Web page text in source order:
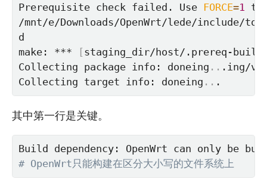
Prerequisite check failed. Use FORCE=1
to
/mnt/e/Downloads/OpenWrt/lede/include/
d
make: ***
[staging_dir/host/.prereq-build
Collecting package info: doneing .. .ing/
Collecting target info: doneing .. .
其中第一行是关键。
# OpenWrt只能构建在区分大小写的文件系统上